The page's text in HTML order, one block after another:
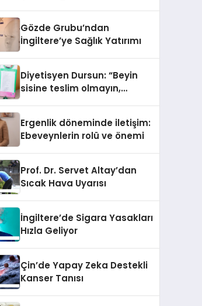
Gözde Grubu’ndan
İngiltere’ye Sağlık Yatırımı
Diyetisyen Dursun: “Beyin
sisine teslim olmayın,
Ergenlik döneminde iletişim:
Ebeveynlerin rolü ve önemi
Prof. Dr. Servet Altay’dan
Sıcak Hava Uyarısı
İngiltere’de Sigara Yasakları
Hızla Geliyor
Çin’de Yapay Zeka Destekli
Kanser Tanısı